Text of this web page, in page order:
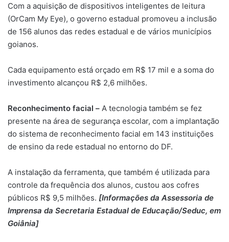
Com a aquisição de dispositivos inteligentes de leitura
(OrCam My Eye), o governo estadual promoveu a inclusão
de 156 alunos das redes estadual e de vários municípios
goianos.
Cada equipamento está orçado em R$ 17 mil e a soma do
investimento alcançou R$ 2,6 milhões.
Reconhecimento facial – A tecnologia também se fez
presente na área de segurança escolar, com a implantação
do sistema de reconhecimento facial em 143 instituições
de ensino da rede estadual no entorno do DF.
A instalação da ferramenta, que também é utilizada para
controle da frequência dos alunos, custou aos cofres
públicos R$ 9,5 milhões. [Informações da Assessoria de
Imprensa da Secretaria Estadual de Educação/Seduc, em
Goiânia]